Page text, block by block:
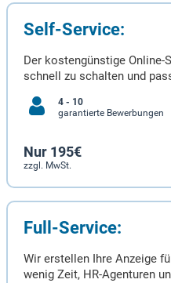
Self-Service:
Der kostengünstige Online-
schnell zu schalten und
4 - 10
garantierte Bewerbungen
Nur 195€
zzgl. MwSt.
Full-Service:
Wir erstellen Ihre Anzeige
wenig Zeit, HR-Agenturen